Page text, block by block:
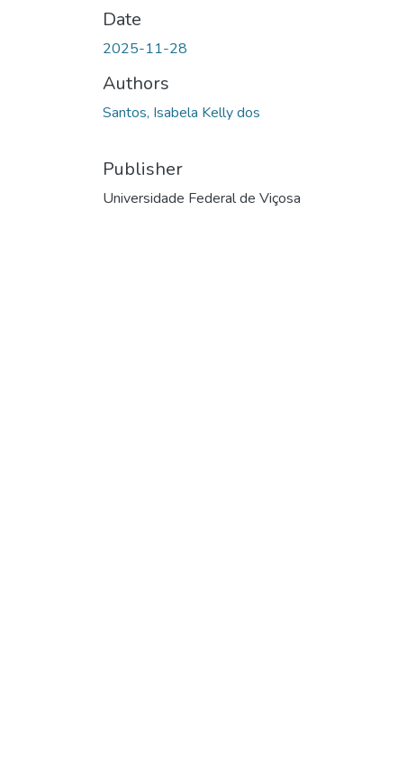
Date
2025-11-28
Authors
Santos, Isabela Kelly dos
Publisher
Universidade Federal de Viçosa